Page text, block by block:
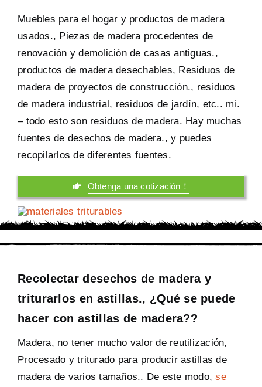
Muebles para el hogar y productos de madera
usados., Piezas de madera procedentes de
renovación y demolición de casas antiguas.,
productos de madera desechables, Residuos de
madera de proyectos de construcción., residuos
de madera industrial, residuos de jardín, etc.. mi.
– todo esto son residuos de madera. Hay muchas
fuentes de desechos de madera., y puedes
recopilarlos de diferentes fuentes.
Obtenga una cotización！
Recolectar desechos de madera y
triturarlos en astillas., ¿Qué se puede
hacer con astillas de madera??
Madera, no tener mucho valor de reutilización,
Procesado y triturado para producir astillas de
madera de varios tamaños.. De este modo,se